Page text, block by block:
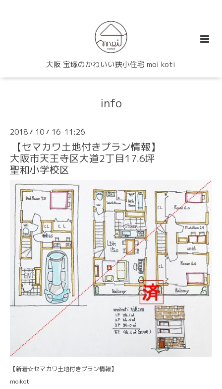
大阪 宝塚のかわいい狭小住宅 moi koti
info
2018 / 10 / 16 11:26
【セマカワ土地付きプラン情報】
大阪市天王寺区大道2丁目17.6坪
聖和小学校区
【新着☆セマカワ土地付きプラン情報】
moikoti